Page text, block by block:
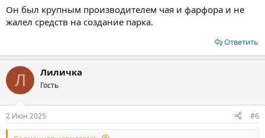
Он был крупным производителем чая и фарфора и не
жалел средств на создание парка.
Ответить
Л Лиличка
Гость
2 Июн 2025 #6